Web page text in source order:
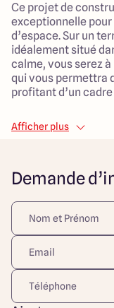
Ce projet de
exceptionnelle
d’espace. Sur un
idéalement situé
calme, vous serez
qui vous permettra
profitant d’un
La future maison,
compose de cinq
retrouver et
espace de
Ce projet est une
vie moderne et un
avec de nombreux
soleil et de la
foyer dont vous
Afficher plus
Demande